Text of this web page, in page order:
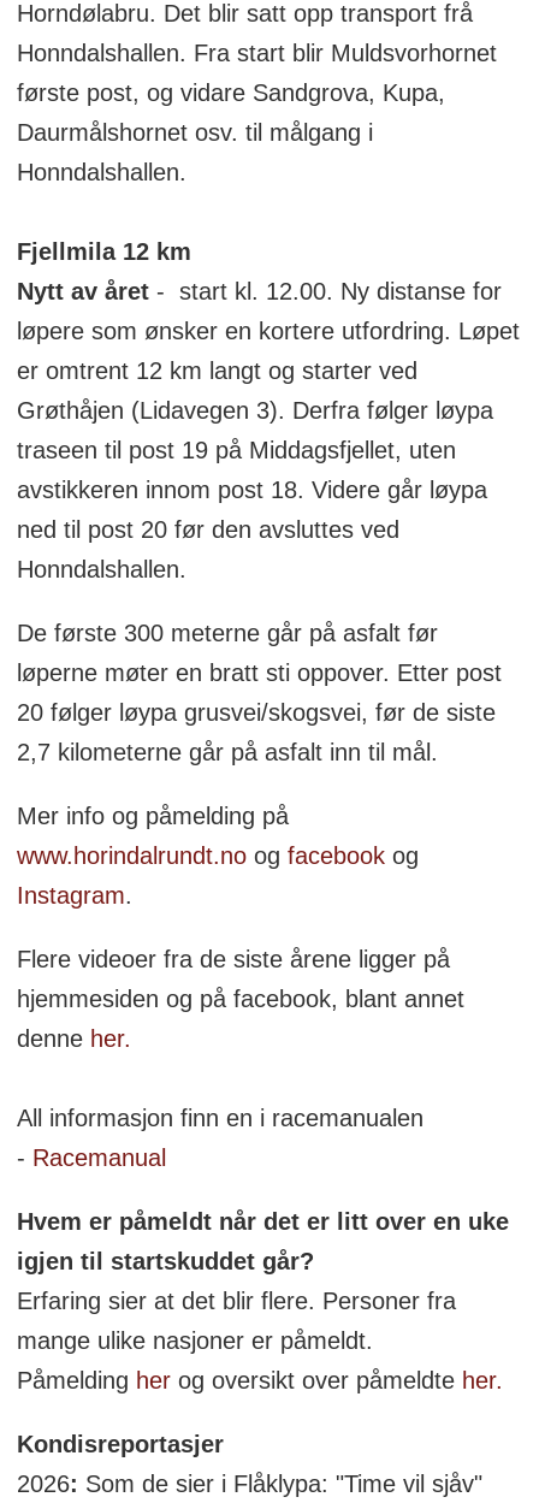
Horndølabru. Det blir satt opp transport frå
Honndalshallen. Fra start blir Muldsvorhornet
første post, og vidare Sandgrova, Kupa,
Daurmålshornet osv. til målgang i
Honndalshallen.
Fjellmila 12 km
Nytt av året - start kl. 12.00. Ny distanse for
løpere som ønsker en kortere utfordring. Løpet
er omtrent 12 km langt og starter ved
Grøthåjen (Lidavegen 3). Derfra følger løypa
traseen til post 19 på Middagsfjellet, uten
avstikkeren innom post 18. Videre går løypa
ned til post 20 før den avsluttes ved
Honndalshallen.
De første 300 meterne går på asfalt før
løperne møter en bratt sti oppover. Etter post
20 følger løypa grusvei/skogsvei, før de siste
2,7 kilometerne går på asfalt inn til mål.
Mer info og påmelding på
www.horindalrundt.noog facebookog
Instagram.
Flere videoer fra de siste årene ligger på
hjemmesiden og på facebook, blant annet
denne her.
All informasjon finn en i racemanualen
- Racemanual
Hvem er påmeldt når det er litt over en uke
igjen til startskuddet går?
Erfaring sier at det blir flere. Personer fra
mange ulike nasjoner er påmeldt.
Påmelding herog oversikt over påmeldte her.
Kondisreportasjer
2026: Som de sier i Flåklypa: "Time vil sjåv"